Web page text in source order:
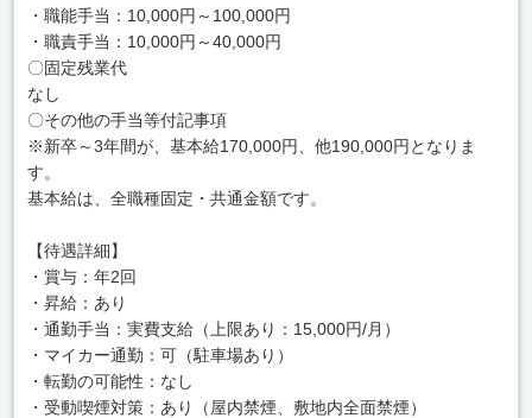
・職能手当：10,000円～100,000円
・職責手当：10,000円～40,000円
〇固定残業代
なし
〇その他の手当等付記事項
※新卒～3年間が、基本給170,000円、他190,000円となりま
す。
基本給は、全職種固定・共通金額です。
【待遇詳細】
・賞与：年2回
・昇給：あり
・通勤手当：実費支給（上限あり：15,000円/月）
・マイカー通勤：可（駐車場あり）
・転勤の可能性：なし
・受動喫煙対策：あり（屋内禁煙、敷地内全面禁煙）